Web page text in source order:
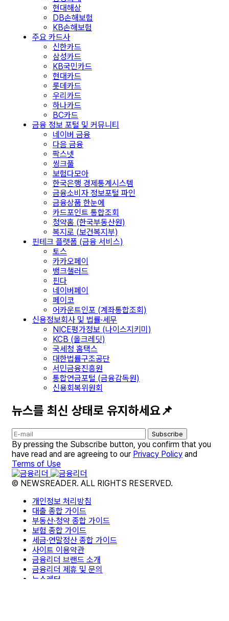
현대해상
DB손해보험
KB손해보험
주요 카드사
신한카드
삼성카드
KB국민카드
현대카드
롯데카드
우리카드
하나카드
BC카드
금융 정보 포털 및 커뮤니티
네이버 금융
다음 금융
팍스넷
씽크풀
보험다모아
한국은행 경제통계시스템
금융소비자 정보포털 파인
금융상품 한눈에
카드포인트 통합조회
청약홈 (한국부동산원)
복지로 (보건복지부)
핀테크 플랫폼 (금융 서비스)
토스
카카오페이
뱅크샐러드
핀다
네이버페이
페이코
어카운트인포 (계좌통합조회)
신용정보회사 및 법률·세무
NICE평가정보 (나이스지키미)
KCB (올크레딧)
국세청 홈택스
대한법률구조공단
서민금융진흥원
통합연금포털 (금융감독원)
신용회복위원회
뉴스를 최신 상태로 유지하세요📌
Subscribe
By pressing the Subscribe button, you confirm that you
have read and are agreeing to our Privacy Policy and
Terms of Use
© NEWSREADER. ALL RIGHTS RESERVED.
개인정보 처리방침
대출 종합 가이드
부동산·청약 종합 가이드
보험 종합 가이드
세금·연말정산 종합 가이드
사이트 이용약관
금융리더 브랜드 소개
금융리더 제휴 및 문의
뉴스레터